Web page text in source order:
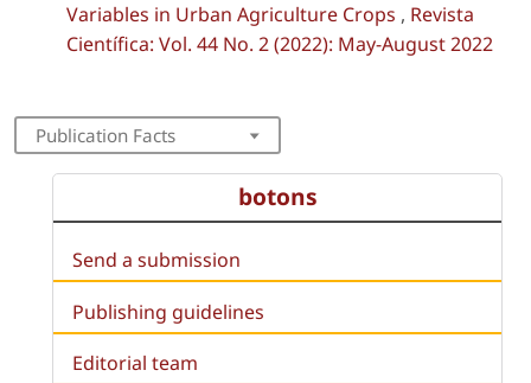
Variables in Urban Agriculture Crops , Revista
Científica: Vol. 44 No. 2 (2022): May-August 2022
Publication Facts
botons
Send a submission
Publishing guidelines
Editorial team